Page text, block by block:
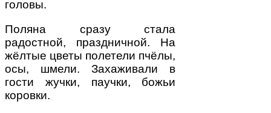
головы.
Поляна сразу стала
радостной, праздничной. На
жёлтые цветы полетели пчёлы,
осы, шмели. Захаживали в
гости жучки, паучки, божьи
коровки.